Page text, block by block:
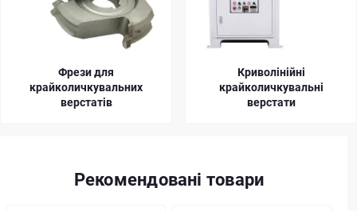
Криволінійні
крайколичкувальні
верстати
Фугувальні фрези
верстатів
Рекомендовані товари